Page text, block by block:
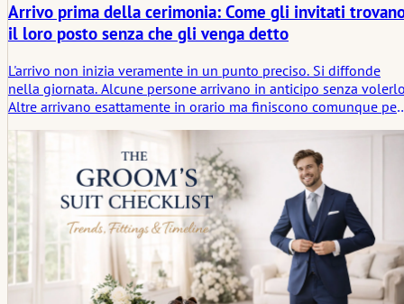
Arrivo prima della cerimonia: Come gli invitati
il loro posto senza che gli venga detto
L'arrivo non inizia veramente in un punto preciso. Si diffonde
nella giornata. Alcune persone arrivano in anticipo senza
Altre arrivano esattamente in orario ma finiscono comunque per
all'ingresso, altri mantengono le distanze. Nessuno lo spiega. Si
assesta comunque in qualche modo.